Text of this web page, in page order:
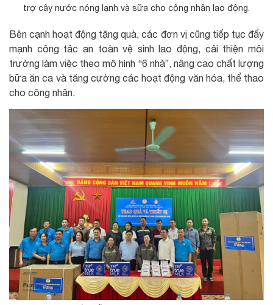
trợ cây nước nóng lạnh và sữa cho công nhân lao động.
Bên cạnh hoạt động tặng quà, các đơn vị cũng tiếp tục đẩy
mạnh công tác an toàn vệ sinh lao động, cải thiện môi
trường làm việc theo mô hình “6 nhà”, nâng cao chất lượng
bữa ăn ca và tăng cường các hoạt động văn hóa, thể thao
cho công nhân.